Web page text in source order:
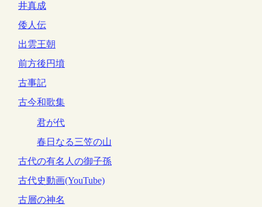
井真成
倭人伝
出雲王朝
前方後円墳
古事記
古今和歌集
君が代
春日なる三笠の山
古代の有名人の御子孫
古代史動画(YouTube)
古層の神名